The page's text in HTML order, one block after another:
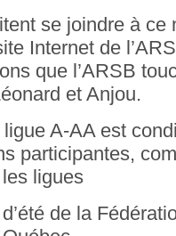
se joindre à ce
Internet de
que l’ARSB
et Anjou.
ligue A-AA est
participantes,
ligues
d’été de la